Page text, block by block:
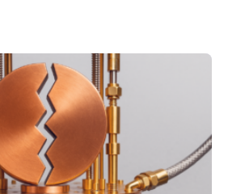
nachzugehen. Thorium-
Das hatte man jahrzehntelang
nach den passenden
gesucht worden, 2024 gelang
Wien mit Unterstützung
der entscheidende Durchbruch:
Thorium-Kernübergang wurde
konnte man zeigen, dass sich